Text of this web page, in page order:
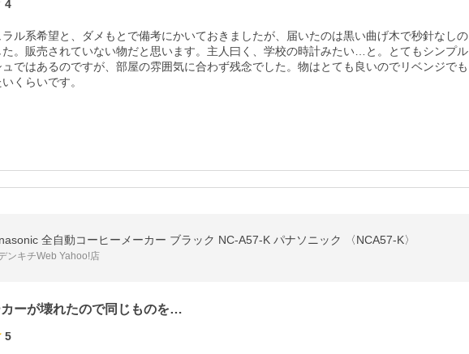
4
ル系希望と、ダメもとで備考にかいておきましたが、届いたのは黒い曲げ木で秒針なしの
。販売されていない物だと思います。主人曰く、学校の時計みたい…と。とてもシンプル
ではあるのですが、部屋の雰囲気に合わず残念でした。物はとても良いのでリベンジでも
くらいです。
全自動コーヒーメーカー ブラック NC-A57-K パナソニック 〈NCA57-K〉
ンキチWeb Yahoo!店
ーが壊れたので同じものを…
5